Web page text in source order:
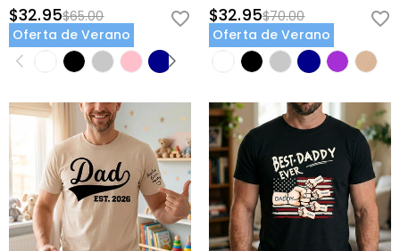
$32.95$65.00
Oferta de Verano
$32.95$70.00
Oferta de Verano